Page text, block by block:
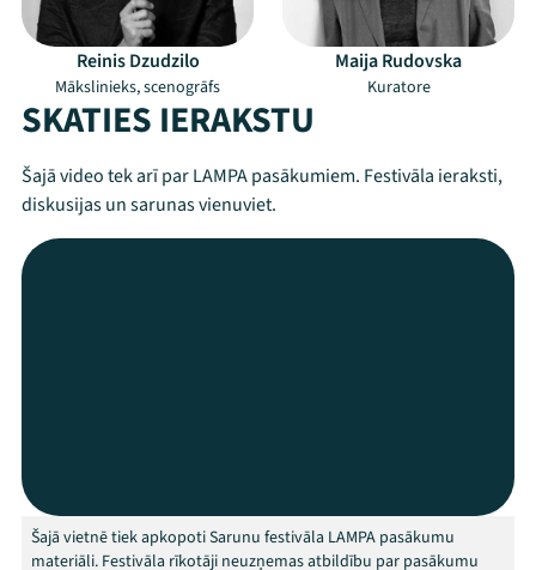
Arhīvs
Reinis Dzudzilo
Mākslinieks, scenogrāfs
Maija Rudovska
Kuratore
SKATIES IERAKSTU
Šajā video tek arī par LAMPA pasākumiem. Festivāla ieraksti,
diskusijas un sarunas vienuviet.
Šajā vietnē tiek apkopoti Sarunu festivāla LAMPA pasākumu
materiāli. Festivāla rīkotāji neuzņemas atbildību par pasākumu